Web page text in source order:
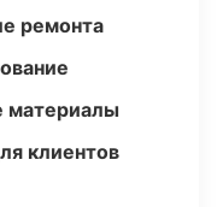
ремонта
материалы
клиентов